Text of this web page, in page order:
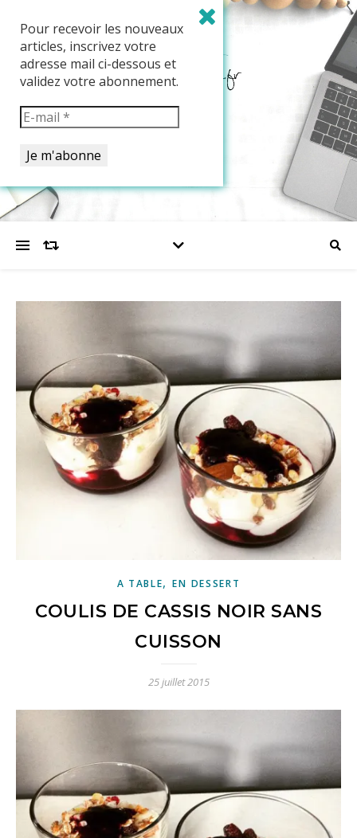
A TABLE,EN DESSERT
COULIS DE CASSIS NOIR SANS
CUISSON
25 juillet 2015
Pour recevoir les nouveaux
articles, inscrivez votre
adresse mail ci-dessous et
validez votre abonnement.